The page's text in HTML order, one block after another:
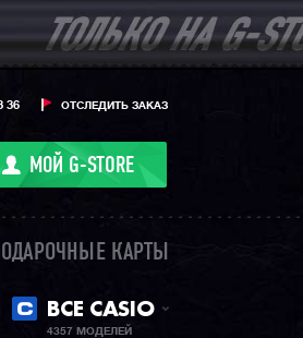
ОТСЛЕДИТЬ ЗАКАЗ
36
МОЙ G-STORE
ПОДАРОЧНЫЕ КАРТЫ
ВСЕ CASIO
4357 МОДЕЛЕЙ